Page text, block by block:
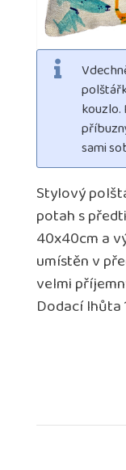
sami
Stylový
potah s
40x40cm a
umístěn v
velmi
Dodací